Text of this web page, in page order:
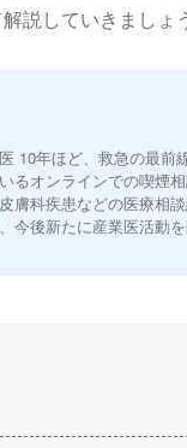
説していきましょ
10年ほど、救急の最前
るオンラインでの喫煙
膚科疾患などの医療相
今後新たに産業医活動